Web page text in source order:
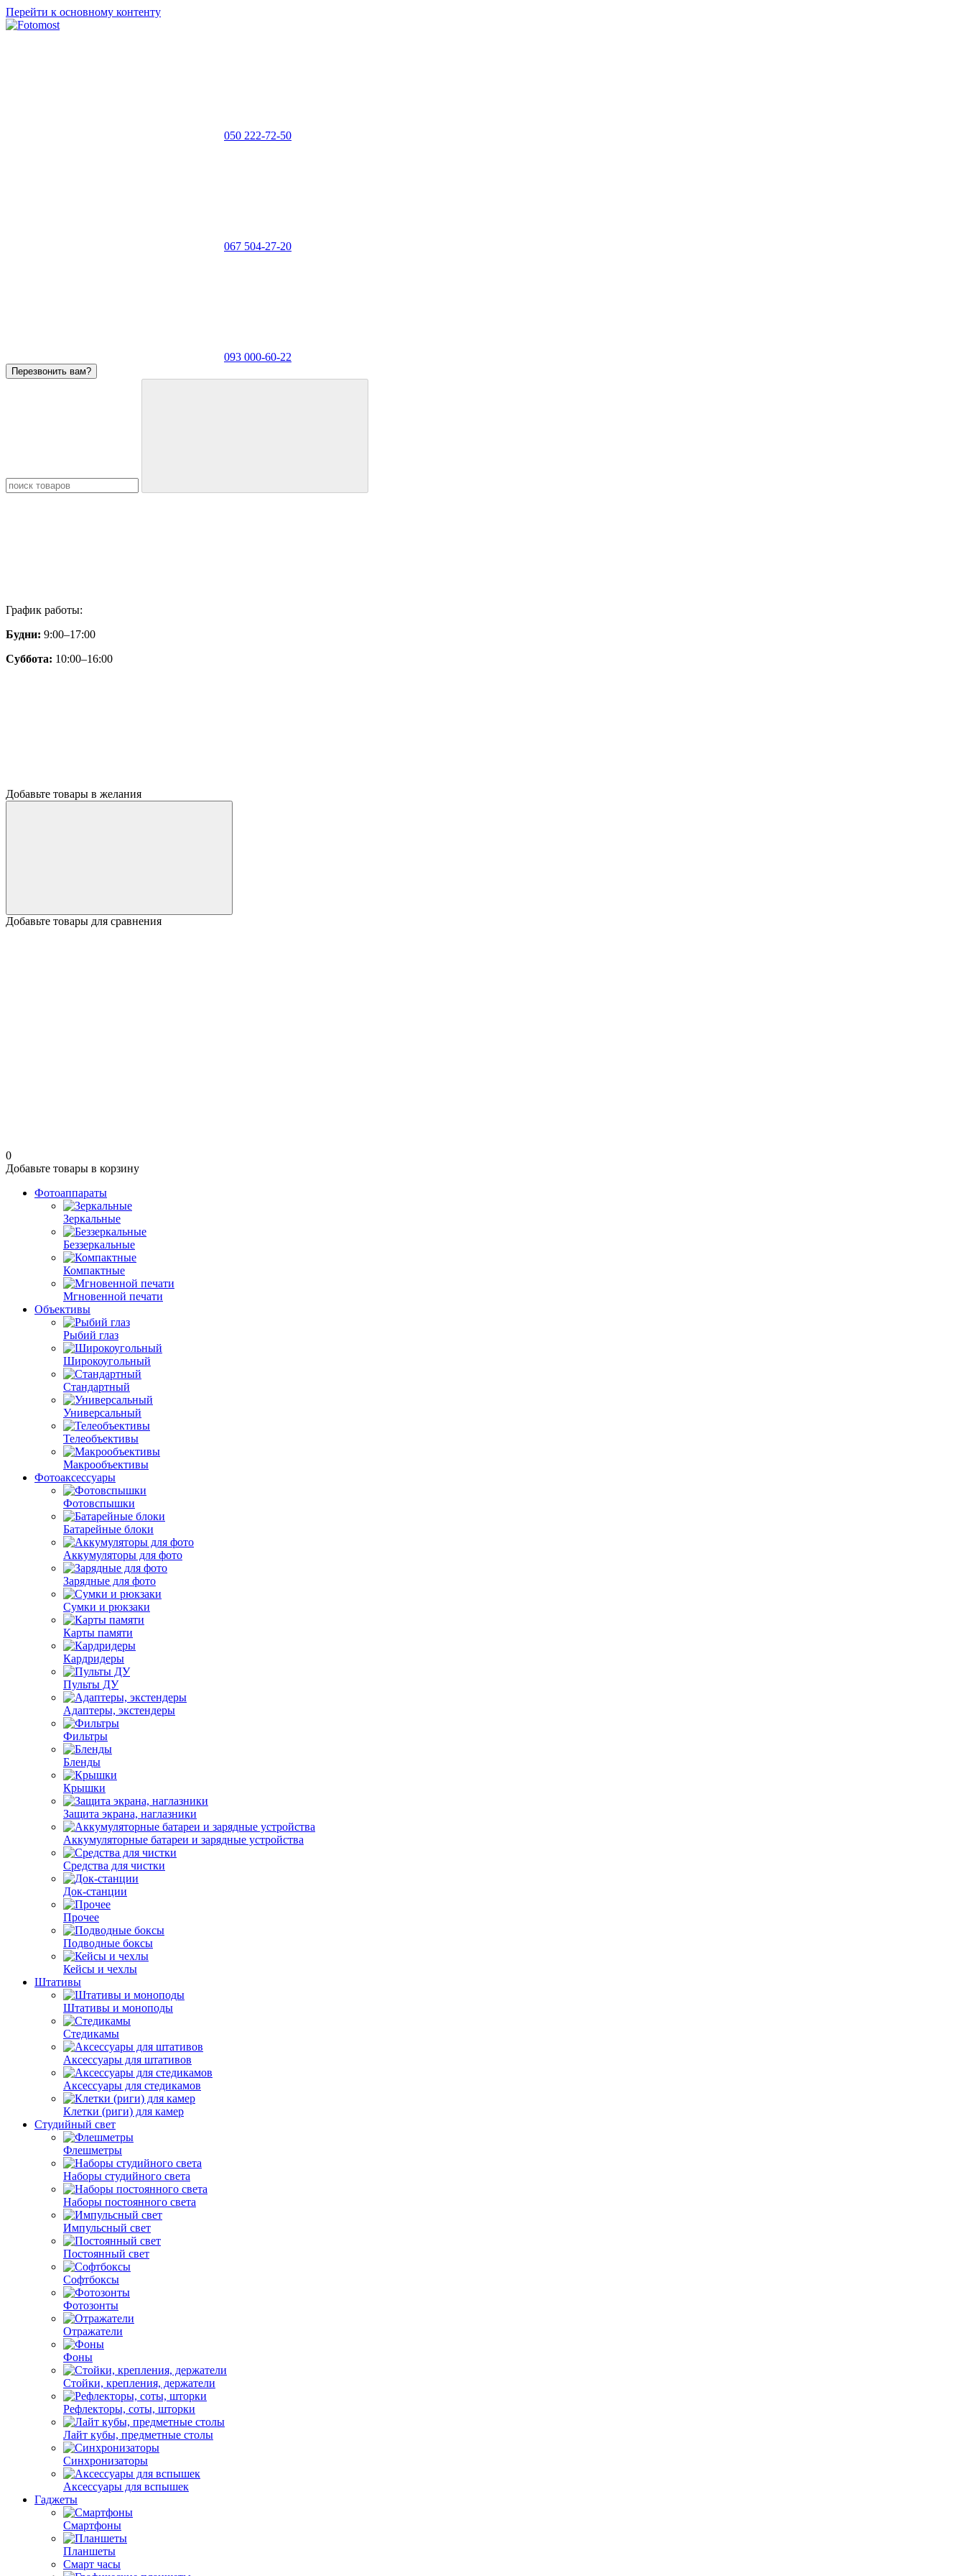
Перейти к основному контенту
050 222-72-50
067 504-27-20
093 000-60-22
Перезвонить вам?
График работы:
Будни: 9:00–17:00
Суббота: 10:00–16:00
Добавьте товары в желания
Добавьте товары для сравнения
0
Добавьте товары в корзину
Фотоаппараты
Зеркальные
Беззеркальные
Компактные
Мгновенной печати
Объективы
Рыбий глаз
Широкоугольный
Стандартный
Универсальный
Телеобъективы
Макрообъективы
Фотоаксессуары
Фотовспышки
Батарейные блоки
Аккумуляторы для фото
Зарядные для фото
Сумки и рюкзаки
Карты памяти
Кардридеры
Пульты ДУ
Адаптеры, экстендеры
Фильтры
Бленды
Крышки
Защита экрана, наглазники
Аккумуляторные батареи и зарядные устройства
Средства для чистки
Док-станции
Прочее
Подводные боксы
Кейсы и чехлы
Штативы
Штативы и моноподы
Стедикамы
Аксессуары для штативов
Аксессуары для стедикамов
Клетки (риги) для камер
Студийный свет
Флешметры
Наборы студийного света
Наборы постоянного света
Импульсный свет
Постоянный свет
Софтбоксы
Фотозонты
Отражатели
Фоны
Стойки, крепления, держатели
Рефлекторы, соты, шторки
Лайт кубы, предметные столы
Синхронизаторы
Аксессуары для вспышек
Гаджеты
Смартфоны
Планшеты
Смарт часы